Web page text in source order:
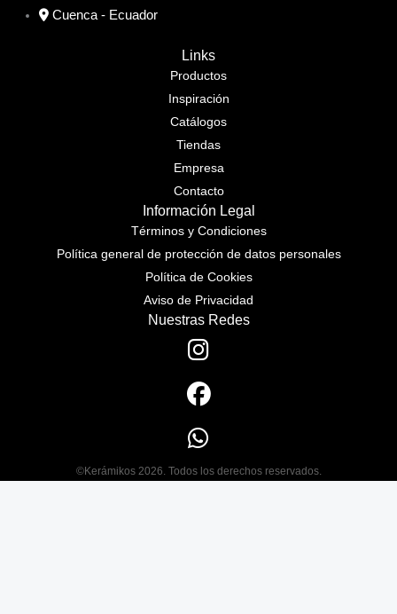
Cuenca - Ecuador
Links
Productos
Inspiración
Catálogos
Tiendas
Empresa
Contacto
Información Legal
Términos y Condiciones
Política general de protección de datos personales
Política de Cookies
Aviso de Privacidad
Nuestras Redes
©Kerámikos 2026. Todos los derechos reservados.